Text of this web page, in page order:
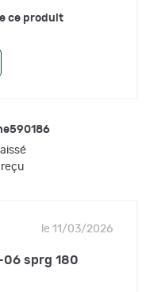
ce produit
le 11/03/2026
06 sprg 180